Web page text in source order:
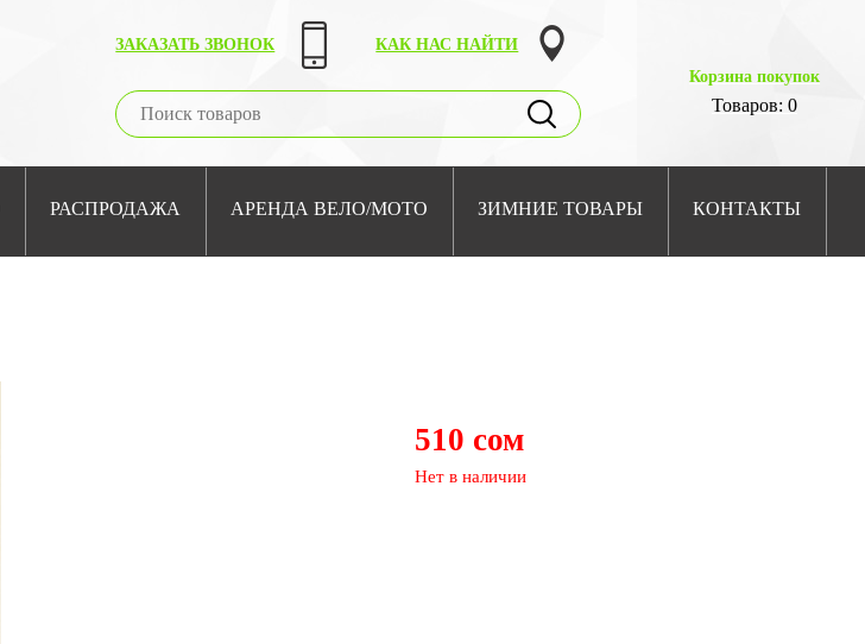
ЗАКАЗАТЬ ЗВОНОК
КАК НАС НАЙТИ
Корзина покупок
Товаров: 0
РАСПРОДАЖА АРЕНДА ВЕЛО/МОТО ЗИМНИЕ ТОВАРЫ КОНТАКТЫ
510 сом
Нет в наличии